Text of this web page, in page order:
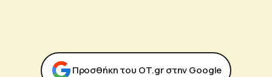
Προσθήκη του ΟΤ.gr στην Google